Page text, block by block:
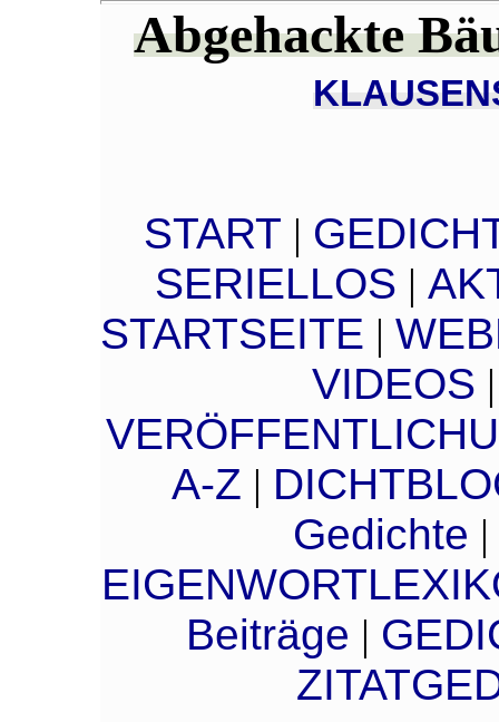
Abgehackte
START |
SERIELLOS |
STARTSEITE |
VIDEOS
A-Z |
Gedichte |
Beiträge |